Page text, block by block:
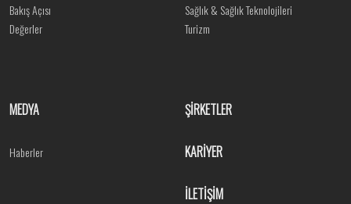
Bakış Açısı
Değerler
Sağlık & Sağlık Teknolojileri
Turizm
MEDYA
Haberler
ŞİRKETLER
KARİYER
İLETİŞİM